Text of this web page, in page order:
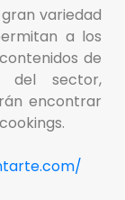
variedad
a los
de
del sector,
encontrar